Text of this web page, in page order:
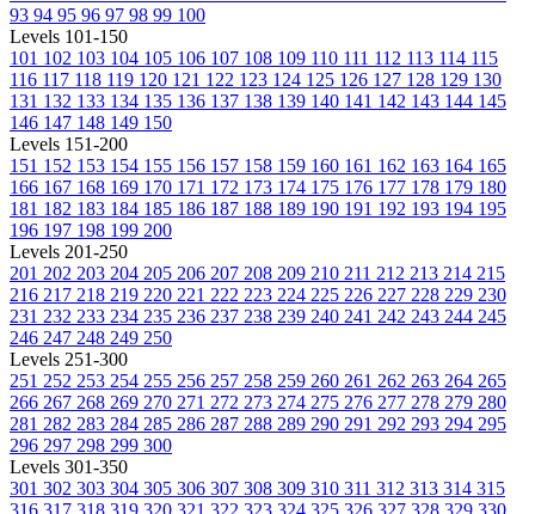
93 94 95 96 97 98 99 100
Levels 101-150
101 102 103 104 105 106 107 108 109 110 111 112 113 114 115
116 117 118 119 120 121 122 123 124 125 126 127 128 129 130
131 132 133 134 135 136 137 138 139 140 141 142 143 144 145
146 147 148 149 150
Levels 151-200
151 152 153 154 155 156 157 158 159 160 161 162 163 164 165
166 167 168 169 170 171 172 173 174 175 176 177 178 179 180
181 182 183 184 185 186 187 188 189 190 191 192 193 194 195
196 197 198 199 200
Levels 201-250
201 202 203 204 205 206 207 208 209 210 211 212 213 214 215
216 217 218 219 220 221 222 223 224 225 226 227 228 229 230
231 232 233 234 235 236 237 238 239 240 241 242 243 244 245
246 247 248 249 250
Levels 251-300
251 252 253 254 255 256 257 258 259 260 261 262 263 264 265
266 267 268 269 270 271 272 273 274 275 276 277 278 279 280
281 282 283 284 285 286 287 288 289 290 291 292 293 294 295
296 297 298 299 300
Levels 301-350
301 302 303 304 305 306 307 308 309 310 311 312 313 314 315
316 317 318 319 320 321 322 323 324 325 326 327 328 329 330